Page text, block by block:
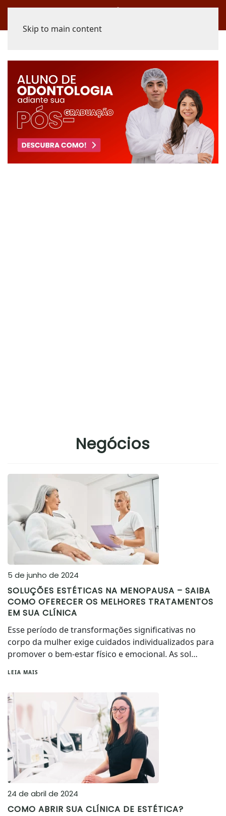
Skip to main content
Negócios
5 de junho de 2024
SOLUÇÕES ESTÉTICAS NA MENOPAUSA – SAIBA
COMO OFERECER OS MELHORES TRATAMENTOS
EM SUA CLÍNICA
Esse período de transformações significativas no
corpo da mulher exige cuidados individualizados para
promover o bem-estar físico e emocional. As sol…
LEIA MAIS
24 de abril de 2024
COMO ABRIR SUA CLÍNICA DE ESTÉTICA?